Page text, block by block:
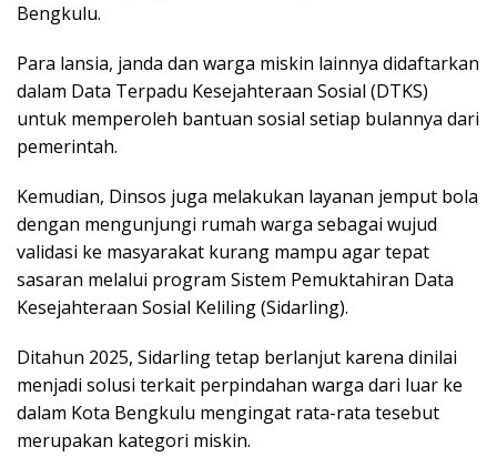
Bengkulu.
Para lansia, janda dan warga miskin lainnya didaftarkan
dalam Data Terpadu Kesejahteraan Sosial (DTKS)
untuk memperoleh bantuan sosial setiap bulannya dari
pemerintah.
Kemudian, Dinsos juga melakukan layanan jemput bola
dengan mengunjungi rumah warga sebagai wujud
validasi ke masyarakat kurang mampu agar tepat
sasaran melalui program Sistem Pemuktahiran Data
Kesejahteraan Sosial Keliling (Sidarling).
Ditahun 2025, Sidarling tetap berlanjut karena dinilai
menjadi solusi terkait perpindahan warga dari luar ke
dalam Kota Bengkulu mengingat rata-rata tesebut
merupakan kategori miskin.